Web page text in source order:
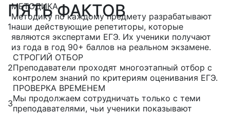
ПЯТЬ ФАКТОВ
1
МЕТОДИКА
Методику по каждому предмету разрабатывают
наши действующие репетиторы, которые
являются экспертами ЕГЭ. Их ученики получают
из года в год 90+ баллов на реальном экзамене.
2
СТРОГИЙ ОТБОР
Преподаватели проходят многоэтапный отбор с
контролем знаний по критериям оценивания ЕГЭ.
3
ПРОВЕРКА ВРЕМЕНЕМ
Мы продолжаем сотрудничать только с теми
преподавателями, чьи ученики показывают